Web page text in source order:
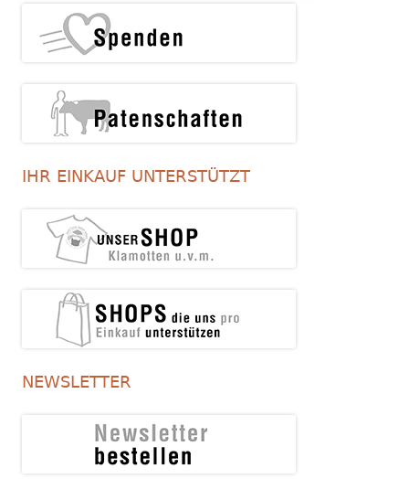
IHR EINKAUF UNTERSTÜTZT
NEWSLETTER